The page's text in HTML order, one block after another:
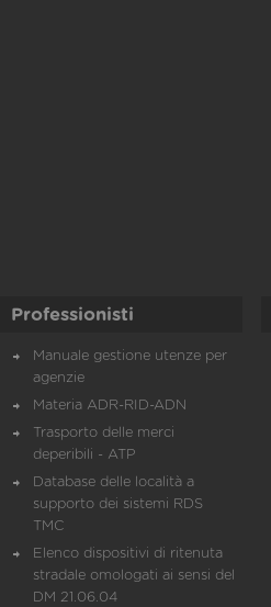
Professionisti
Manuale gestione utenze per
agenzie
Materia ADR-RID-ADN
Trasporto delle merci
deperibili - ATP
Database delle località a
supporto dei sistemi RDS
TMC
Elenco dispositivi di ritenuta
stradale omologati ai sensi del
DM 21.06.04